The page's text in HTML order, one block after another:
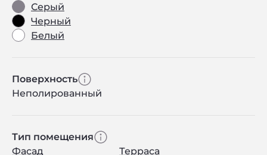
Серый
Черный
Белый
Поверхность
Неполированный
Тип помещения
Фасад
Терраса